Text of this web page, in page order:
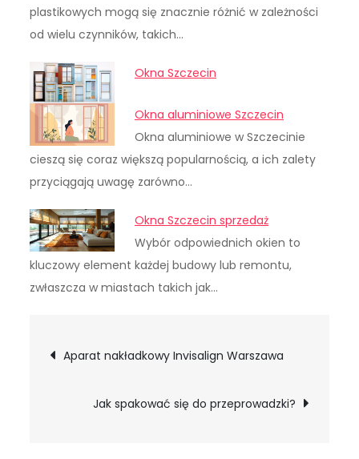
plastikowych mogą się znacznie różnić w zależności
od wielu czynników, takich…
Okna Szczecin
Okna aluminiowe Szczecin
Okna aluminiowe w Szczecinie
cieszą się coraz większą popularnością, a ich zalety
przyciągają uwagę zarówno…
Okna Szczecin sprzedaż
Wybór odpowiednich okien to
kluczowy element każdej budowy lub remontu,
zwłaszcza w miastach takich jak…
Nawigacja
wpisu
Aparat nakładkowy Invisalign Warszawa
Jak spakować się do przeprowadzki?